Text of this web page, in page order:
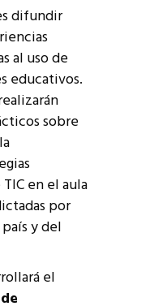
difundir
al uso de
educativos.
sobre
en el aula
por
y del
el